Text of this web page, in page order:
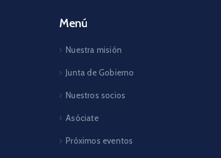
Menú
Nuestra misión
Junta de Gobierno
Nuestros socios
Asóciate
Próximos eventos